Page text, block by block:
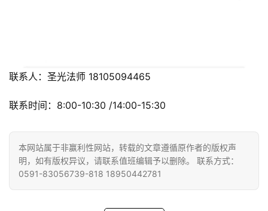
联系人：圣光法师 18105094465
联系时间：8:00-10:30 /14:00-15:30
本网站属于非赢利性网站，转载的文章遵循原作者的版权声
明，如有版权异议，请联系值班编辑予以删除。 联系方式：
0591-83056739-818 18950442781